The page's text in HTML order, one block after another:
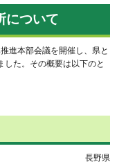
について
進本部会議を開催し、県と
した。その概要は以下のと
長野県